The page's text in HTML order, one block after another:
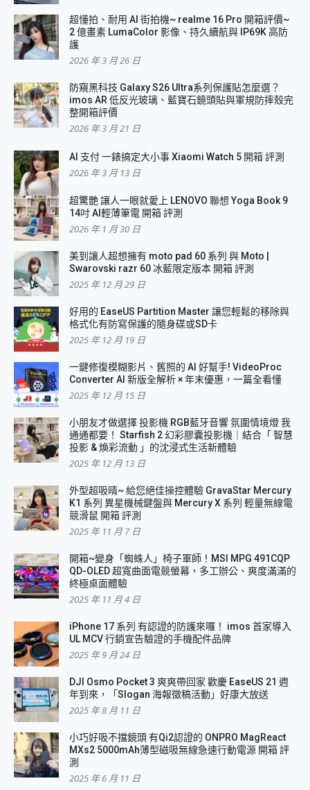
超懂拍、耐用 AI 街拍機~ realme 16 Pro 開箱評價~
2 億畫素 LumaColor 影像、持久續航與 IP69K 高防
護
2026 年 3 月 26 日
防窺黑科技 Galaxy S26 Ultra系列保護貼怎麼選？
imos AR 低反光玻璃、藍寶石鏡頭貼與軍規防摔殼完
整開箱評價
2026 年 3 月 21 日
AI 支付 一錶搞定大小事 Xiaomi Watch 5 開箱 評測
2026 年 3 月 13 日
超驚艷 讓人一眼就愛上 LENOVO 聯想 Yoga Book 9
14吋 AI輕薄筆電 開箱 評測
2026 年 1 月 30 日
美到讓人超想擁有 moto pad 60 系列 與 Moto |
Swarovski razr 60 冰藍限定版本 開箱 評測
2025 年 12 月 29 日
好用的 EaseUS Partition Master 讓您輕鬆的移除與
格式化有防寫保護的隨身碟或SD卡
2025 年 12 月 19 日
一鍵修復模糊影片、舊照的 AI 好幫手! VideoProc
Converter AI 新版全解析 × 年末優惠，一篇全看懂
2025 年 12 月 15 日
小朋友才做選擇 投影機 RGB藍牙音響 氛圍情境燈 我
通通都要！ Starfish 2 幻彩膠囊投影機｜結合「 智慧
投影 & 煥彩流動 」的沈浸式生活新體驗
2025 年 12 月 13 日
外型超吸晴~ 給您絕佳操控體驗 GravaStar Mercury
K1 系列 異星機械鍵盤與 Mercury X 系列 輕量無線電
競滑鼠 開箱 評測
2025 年 11 月 7 日
開箱~變身「蜘蛛人」椅子軍師！MSI MPG 491CQP
QD-OLED 超寬曲面電競螢幕，多工辦公、爽度滿滿的
終極桌面體驗
2025 年 11 月 4 日
iPhone 17 系列 有認證的防護來囉！ imos 首家導入
UL MCV 行銷宣告驗證的手機配件品牌
2025 年 9 月 24 日
DJI Osmo Pocket 3 爽爽帶回家 歡慶 EaseUS 21 週
年到來，「Slogan 海報徵稿活動」好康大放送
2025 年 8 月 11 日
小巧好吸不擋鏡頭 有Qi2認證的 ONPRO MagReact
MXs2 5000mAh薄型磁吸無線急速行動電源 開箱 評
測
2025 年 6 月 11 日